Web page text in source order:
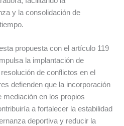
y la consolidación de
propuesta con el artículo 119
la implantación de
de conflictos en el
defienden que la incorporación
en los propios
a fortalecer la estabilidad
deportiva y reducir la